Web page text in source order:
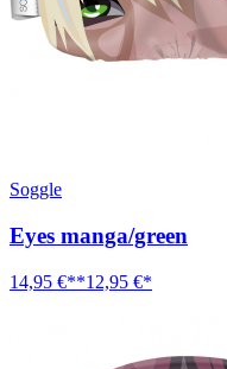
Soggle
Eyes manga/green
14,95 €**12,95 €*